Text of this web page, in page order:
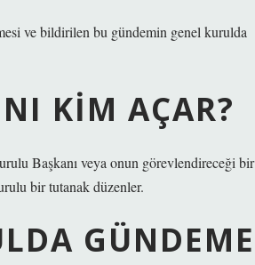
ve bildirilen bu gündemin genel kurulda
KIM AÇAR?
Başkanı veya onun görevlendireceği bir
bir tutanak düzenler.
GÜNDEME